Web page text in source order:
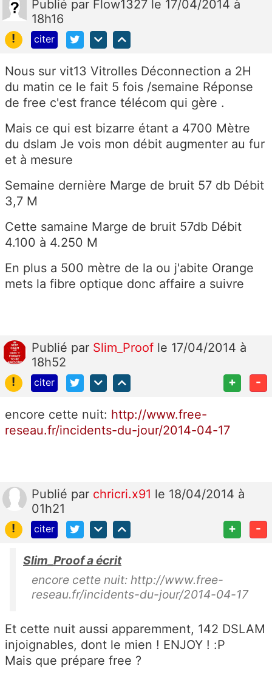
Publié par Flow1327 le 17/04/2014 à
18h16
!
citer
Nous sur vit13 Vitrolles Déconnection a 2H
du matin ce le fait 5 fois /semaine Réponse
de free c'est france télécom qui gère .
Mais ce qui est bizarre étant a 4700 Mètre
du dslam Je vois mon débit augmenter au fur
et à mesure
Semaine dernière Marge de bruit 57 db Débit
3,7 M
Cette samaine Marge de bruit 57db Débit
4.100 à 4.250 M
En plus a 500 mètre de la ou j'abite Orange
mets la fibre optique donc affaire a suivre
Publié par Slim_Proof le 17/04/2014 à
18h52
!
citer + -
encore cette nuit: http://www.free-
reseau.fr/incidents-du-jour/2014-04-17
Publié par chricri.x91 le 18/04/2014 à
01h21
!
citer + -
Slim_Proof a écrit
encore cette nuit: http://www.free-
reseau.fr/incidents-du-jour/2014-04-17
Et cette nuit aussi apparemment, 142 DSLAM
injoignables, dont le mien ! ENJOY ! :P
Mais que prépare free ?